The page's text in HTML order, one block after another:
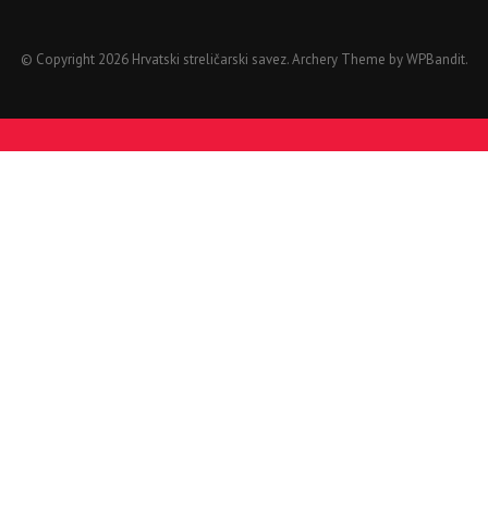
© Copyright 2026 Hrvatski streličarski savez.Archery Theme byWPBandit.